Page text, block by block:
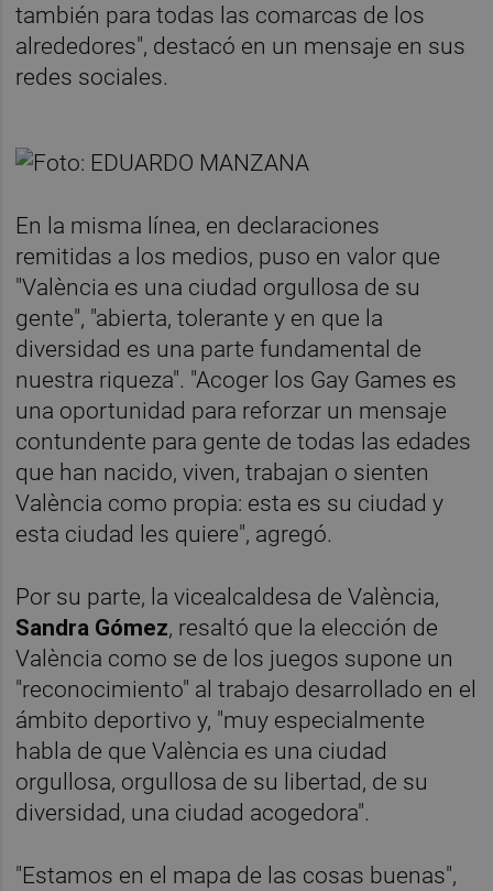
también para todas las comarcas de los
alrededores", destacó en un mensaje en sus
redes sociales.
En la misma línea, en declaraciones
remitidas a los medios, puso en valor que
"València es una ciudad orgullosa de su
gente", "abierta, tolerante y en que la
diversidad es una parte fundamental de
nuestra riqueza". "Acoger los Gay Games es
una oportunidad para reforzar un mensaje
contundente para gente de todas las edades
que han nacido, viven, trabajan o sienten
València como propia: esta es su ciudad y
esta ciudad les quiere", agregó.
Por su parte, la vicealcaldesa de València,
Sandra Gómez, resaltó que la elección de
València como se de los juegos supone un
"reconocimiento" al trabajo desarrollado en el
ámbito deportivo y, "muy especialmente
habla de que València es una ciudad
orgullosa, orgullosa de su libertad, de su
diversidad, una ciudad acogedora".
"Estamos en el mapa de las cosas buenas",